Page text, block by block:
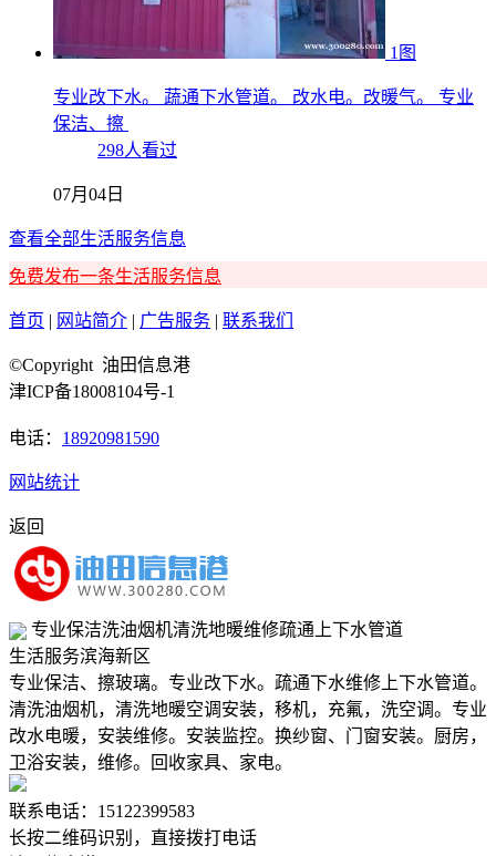
1图
专业改下水。 蔬通下水管道。 改水电。改暖气。 专业
保洁、擦
298人看过
07月04日
查看全部生活服务信息
免费发布一条生活服务信息
首页 | 网站简介 | 广告服务 | 联系我们
©Copyright 油田信息港
津ICP备18008104号-1
电话： 18920981590
网站统计
返回
专业保洁洗油烟机清洗地暖维修疏通上下水管道
生活服务滨海新区
专业保洁、擦玻璃。专业改下水。疏通下水维修上下水管道。
清洗油烟机，清洗地暖空调安装，移机，充氟，洗空调。专业
改水电暖，安装维修。安装监控。换纱窗、门窗安装。厨房，
卫浴安装，维修。回收家具、家电。
联系电话：15122399583
长按二维码识别，直接拨打电话